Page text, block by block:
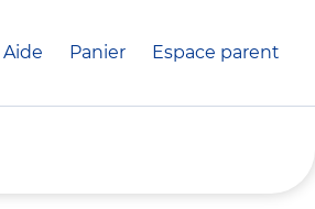
Aide Panier crèche(s)
Espace parent